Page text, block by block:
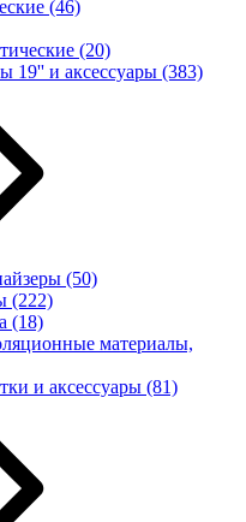
(46)
(20)
19'' и аксессуары (383)
(50)
(222)
(18)
материалы,
и аксессуары (81)